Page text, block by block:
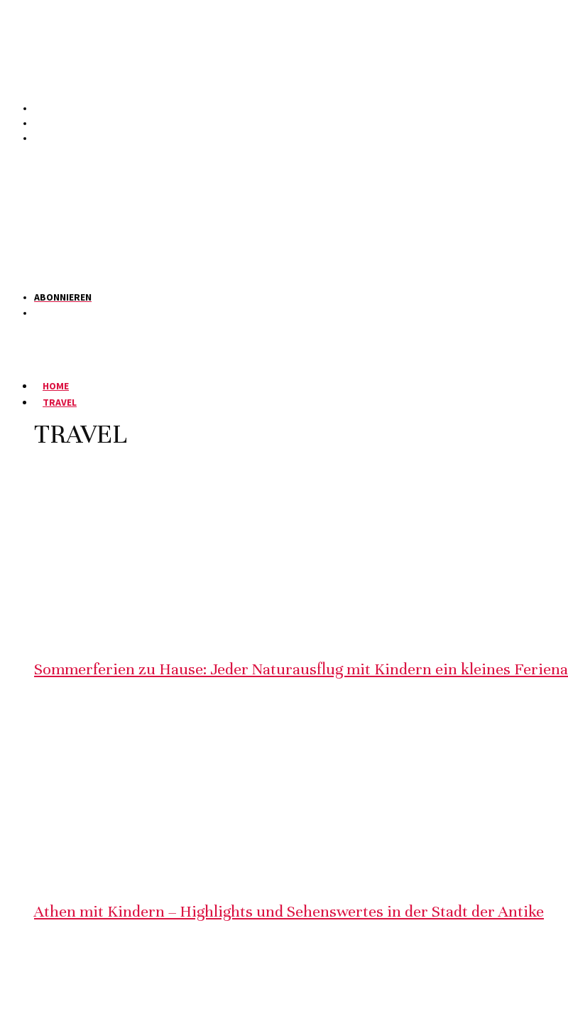
ABONNIEREN
HOME
TRAVEL
TRAVEL
Sommerferien zu Hause: Jeder Naturausflug mit Kindern ein kleines
Athen mit Kindern – Highlights und Sehenswertes in der Stadt der Antike